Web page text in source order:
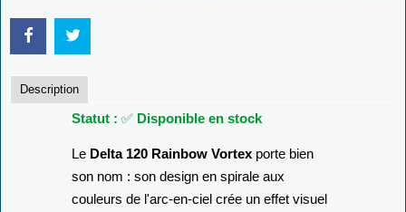
Description
Statut : ✅ Disponible en stock
Le Delta 120 Rainbow Vortex porte bien
son nom : son design en spirale aux
couleurs de l'arc-en-ciel crée un effet visuel